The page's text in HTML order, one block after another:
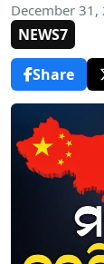
December
NEWS7
Share